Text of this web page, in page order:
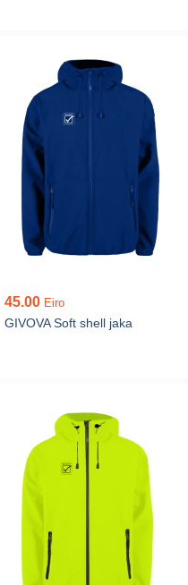
45.00 Eiro
GIVOVA Soft shell jaka